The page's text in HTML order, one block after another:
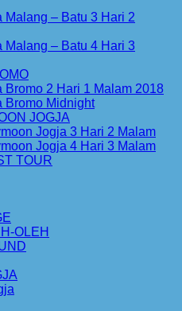
Malang – Batu 3 Hari 2
Malang – Batu 4 Hari 3
Bromo 2 Hari 1 Malam 2018
Bromo Midnight
JOGJA
Jogja 3 Hari 2 Malam
Jogja 4 Hari 3 Malam
TOUR
OLEH